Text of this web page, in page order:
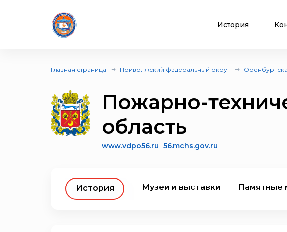
История
Главная страница Приволжский федеральный округ
Пожарно-
область
www.vdpo56.ru 56.mchs.gov.ru
История Музеи и выставки Памятные